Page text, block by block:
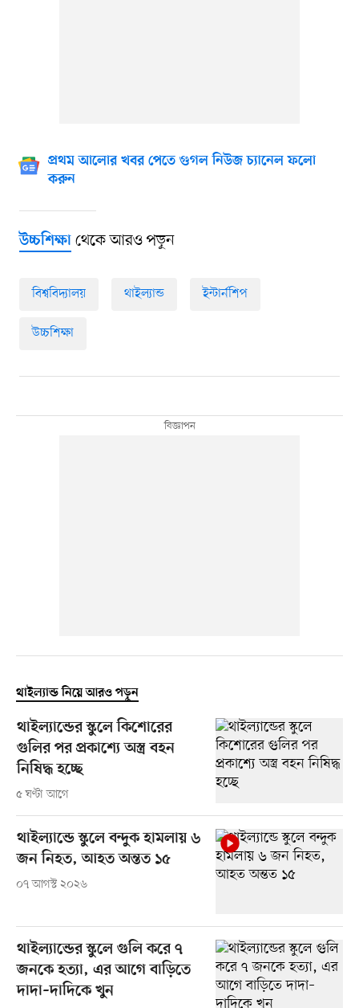
প্রথম আলোর খবর পেতে গুগল নিউজ চ্যানেল ফলো
করুন
উচ্চশিক্ষাথেকে আরও পড়ুন
বিশ্ববিদ্যালয় থাইল্যান্ড ইন্টার্নশিপ
উচ্চশিক্ষা
থাইল্যান্ড নিয়ে আরও পড়ুন
থাইল্যান্ডের স্কুলে কিশোরের
গুলির পর প্রকাশ্যে অস্ত্র বহন
নিষিদ্ধ হচ্ছে
৫ ঘণ্টা আগে
থাইল্যান্ডে স্কুলে বন্দুক হামলায় ৬
জন নিহত, আহত অন্তত ১৫
০৭ আগস্ট ২০২৬
থাইল্যান্ডের স্কুলে গুলি করে ৭
জনকে হত্যা, এর আগে বাড়িতে
দাদা–দাদিকে খুন